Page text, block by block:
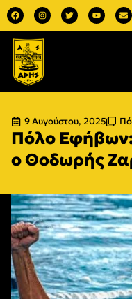
9 Αυγούστου, 2025
Πόλο
ο Θοδωρής